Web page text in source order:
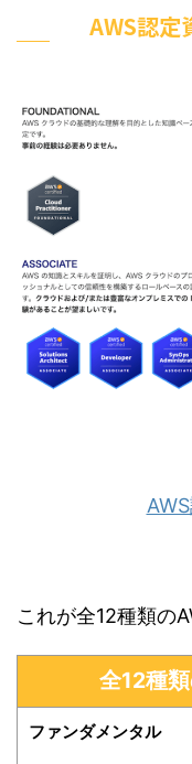
AWS認定
これが全12種類の
全12種
ファンダメンタル